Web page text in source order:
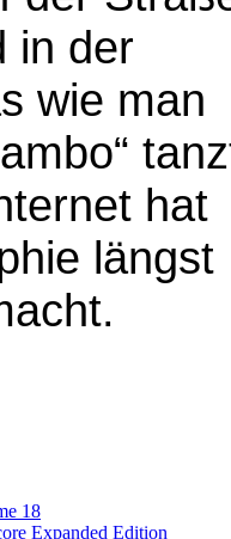
in der
wie man
hat
längst
18
Expanded Edition